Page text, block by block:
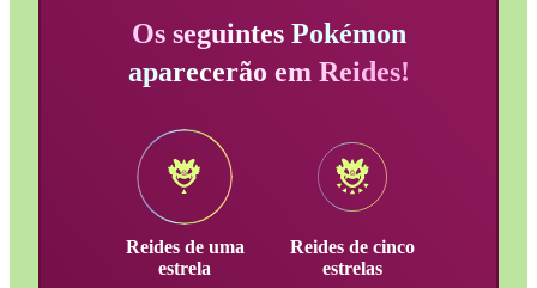
Os seguintes Pokémon
aparecerão em Reides!
Reides de uma
estrela
Reides de cinco
estrelas